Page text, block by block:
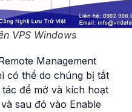
VPS Windows
Management
có thể do chúng bị tắt
để mở và kích hoạt
sau đó vào Enable